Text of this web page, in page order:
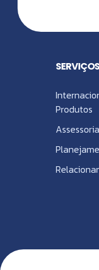
SERVIÇOS
Produtos